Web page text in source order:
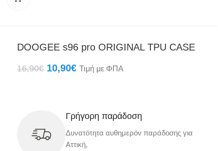
DOOGEE s96 pro ORIGINAL TPU CASE
16,90€ 10,90€ Τιμή με ΦΠΑ
Γρήγορη παράδοση
Δυνατότητα αυθημερόν παράδοσης για
Αττική,